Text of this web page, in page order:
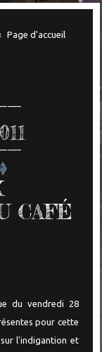
Page d'accueil
CAFÉ
du vendredi 28
pour cette
l'indigantion et